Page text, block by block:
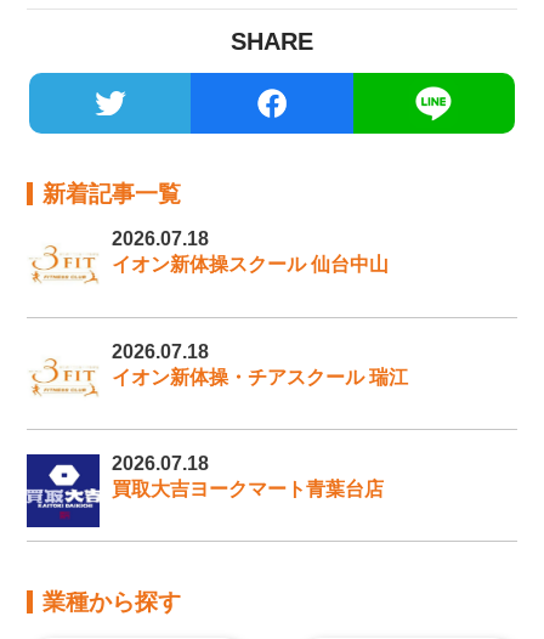
SHARE
新着記事一覧
2026.07.18
イオン新体操スクール 仙台中山
2026.07.18
イオン新体操・チアスクール 瑞江
2026.07.18
買取大吉ヨークマート青葉台店
業種から探す